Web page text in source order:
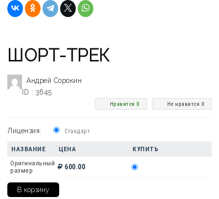
ШОРТ-ТРЕК
Андрей Сорокин
ID : 3645
Не нравится 0
Нравится 0
Лицензия: Стандарт
НАЗВАНИЕ ЦЕНА
КУПИТЬ
Оригинальный
размер
600.00